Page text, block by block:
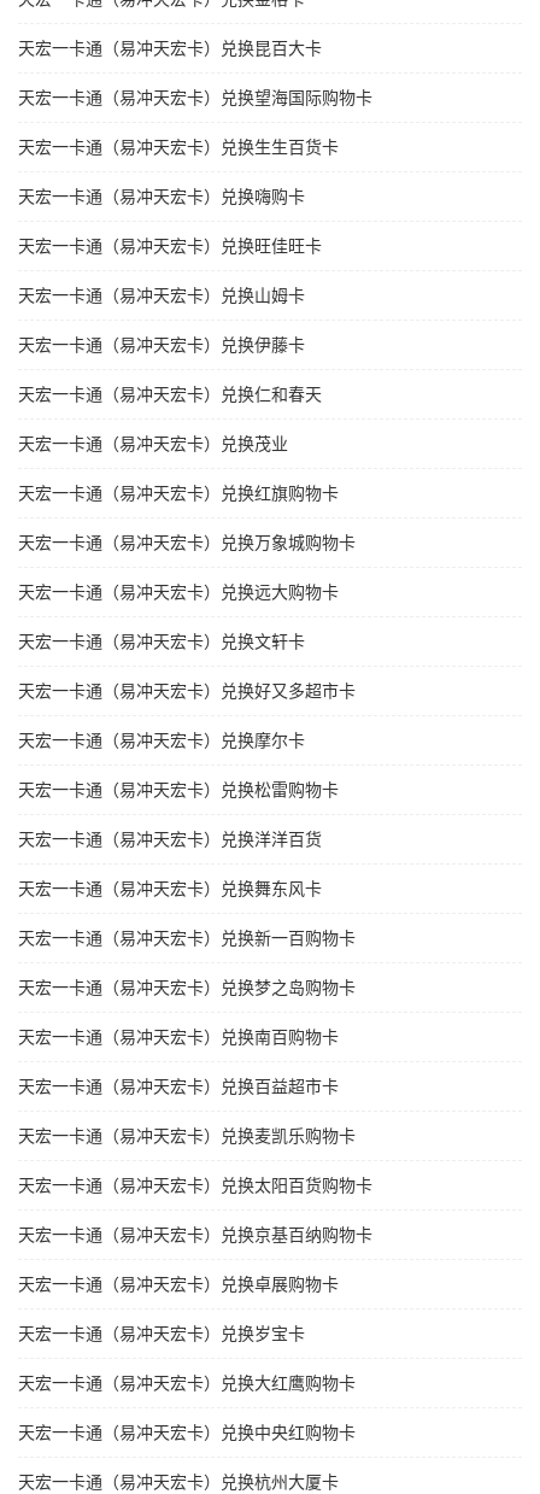
天宏一卡通（易冲天宏卡）兑换昆百大卡
天宏一卡通（易冲天宏卡）兑换望海国际购物卡
天宏一卡通（易冲天宏卡）兑换生生百货卡
天宏一卡通（易冲天宏卡）兑换嗨购卡
天宏一卡通（易冲天宏卡）兑换旺佳旺卡
天宏一卡通（易冲天宏卡）兑换山姆卡
天宏一卡通（易冲天宏卡）兑换伊藤卡
天宏一卡通（易冲天宏卡）兑换仁和春天
天宏一卡通（易冲天宏卡）兑换茂业
天宏一卡通（易冲天宏卡）兑换红旗购物卡
天宏一卡通（易冲天宏卡）兑换万象城购物卡
天宏一卡通（易冲天宏卡）兑换远大购物卡
天宏一卡通（易冲天宏卡）兑换文轩卡
天宏一卡通（易冲天宏卡）兑换好又多超市卡
天宏一卡通（易冲天宏卡）兑换摩尔卡
天宏一卡通（易冲天宏卡）兑换松雷购物卡
天宏一卡通（易冲天宏卡）兑换洋洋百货
天宏一卡通（易冲天宏卡）兑换舞东风卡
天宏一卡通（易冲天宏卡）兑换新一百购物卡
天宏一卡通（易冲天宏卡）兑换梦之岛购物卡
天宏一卡通（易冲天宏卡）兑换南百购物卡
天宏一卡通（易冲天宏卡）兑换百益超市卡
天宏一卡通（易冲天宏卡）兑换麦凯乐购物卡
天宏一卡通（易冲天宏卡）兑换太阳百货购物卡
天宏一卡通（易冲天宏卡）兑换京基百纳购物卡
天宏一卡通（易冲天宏卡）兑换卓展购物卡
天宏一卡通（易冲天宏卡）兑换岁宝卡
天宏一卡通（易冲天宏卡）兑换大红鹰购物卡
天宏一卡通（易冲天宏卡）兑换中央红购物卡
天宏一卡通（易冲天宏卡）兑换杭州大厦卡